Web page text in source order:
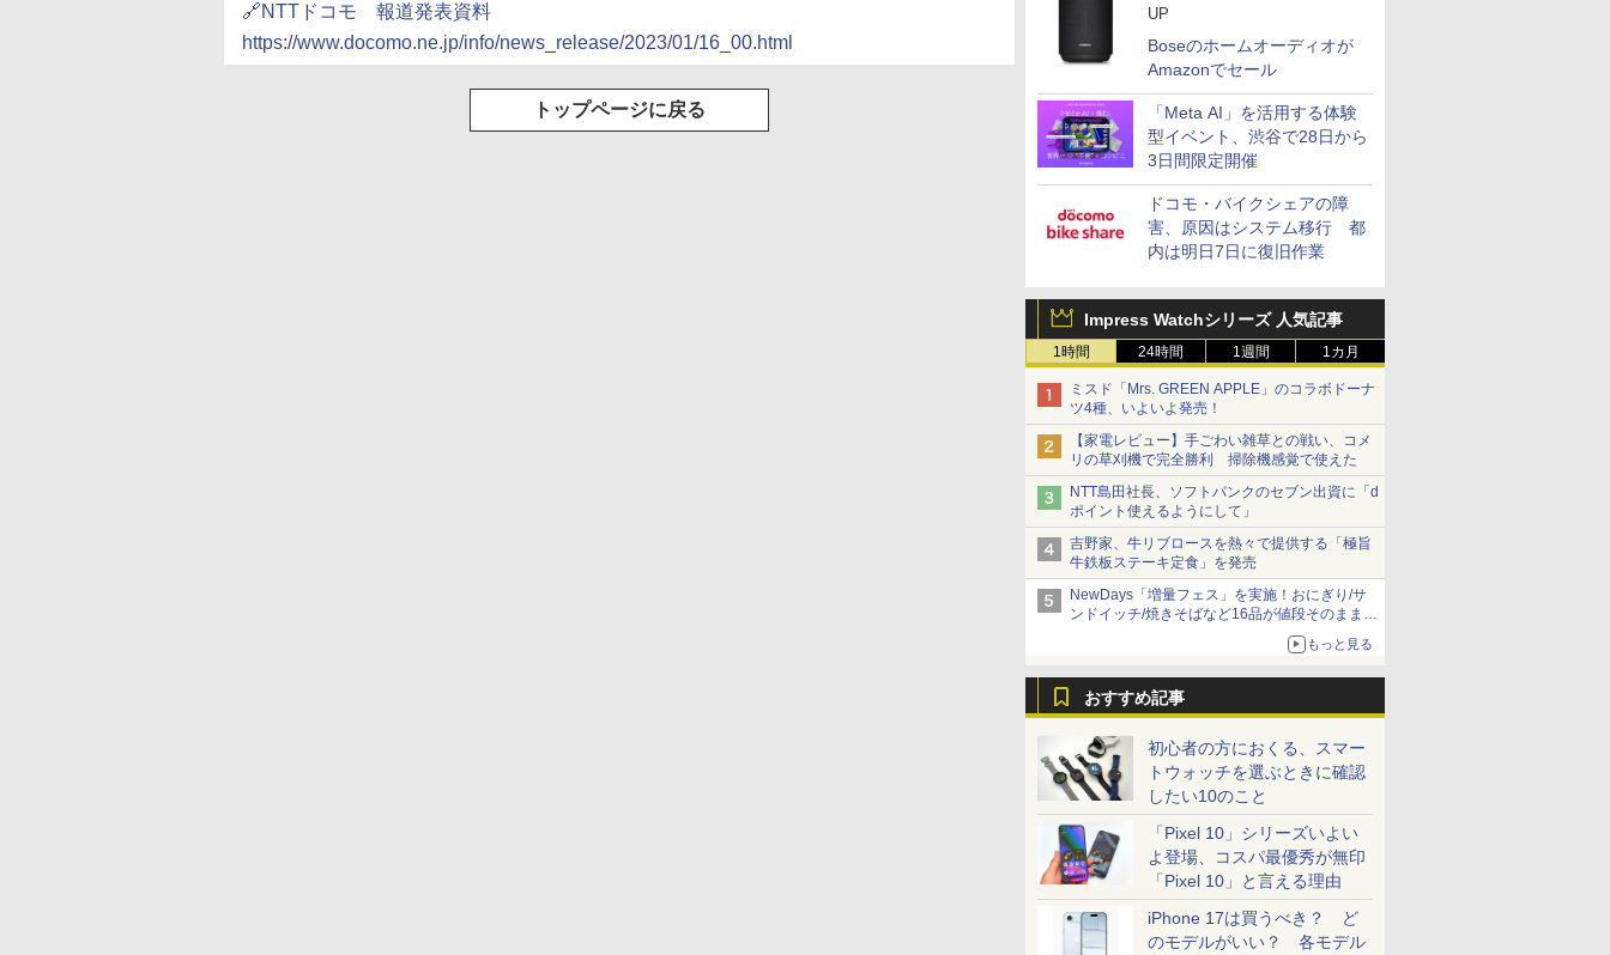
UP
Boseのホームオーディオが
Amazonでセール
「Meta AI」を活用する体験
型イベント、渋谷で28日から
3日間限定開催
ドコモ・バイクシェアの障
害、原因はシステム移行 都
内は明日7日に復旧作業
Impress Watchシリーズ 人気記事
1時間 24時間 1週間 1カ月
ミスド「Mrs. GREEN APPLE」のコラボドーナ
ツ4種、いよいよ発売！
【家電レビュー】手ごわい雑草との戦い、コメ
リの草刈機で完全勝利 掃除機感覚で使えた
NTT島田社長、ソフトバンクのセブン出資に「d
ポイント使えるようにして」
吉野家、牛リブロースを熱々で提供する「極旨
牛鉄板ステーキ定食」を発売
NewDays「増量フェス」を実施！おにぎり/サ
ンドイッチ/焼きそばなど16品が値段そのままで
もっと見る
おすすめ記事
初心者の方におくる、スマー
トウォッチを選ぶときに確認
したい10のこと
「Pixel 10」シリーズいよい
よ登場、コスパ最優秀が無印
「Pixel 10」と言える理由
iPhone 17は買うべき？ ど
のモデルがいい？ 各モデル
🔗NTTドコモ 報道発表資料
https://www.docomo.ne.jp/info/news_release/2023/01/16_00.html
トップページに戻る